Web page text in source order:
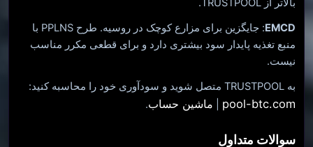
EMCD
: جایگزین برای مزارع کوچک در روسیه. طرح PPLNS با
منبع تغذیه پایدار سود بیشتری دارد و برای قطعی مکرر مناسب
نیست.
به TRUSTPOOL متصل شوید و سودآوری خود را محاسبه کنید:
pool-btc.com ماشین حساب.
سوالات متداول